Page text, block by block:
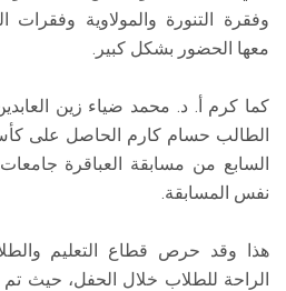
وفقرة التنورة والمولاوية وفقرات
معها الحضور بشكل كبير.
كما كرم أ. د. محمد ضياء زين
الطالب حسام كارم الحاصل على
السابع من مسابقة العباقرة
نفس المسابقة.
هذا وقد حرص قطاع التعليم
الراحة للطلاب خلال الحفل، حيث